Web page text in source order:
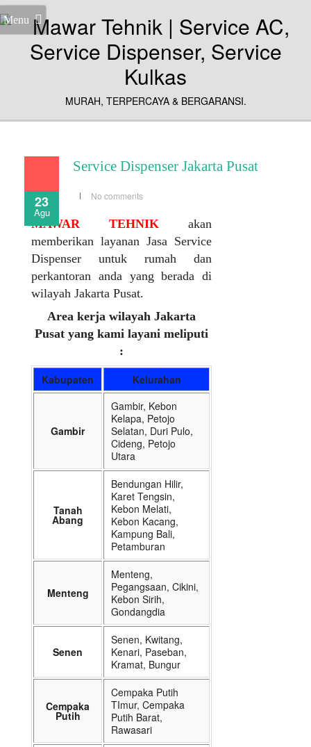
Menu
MURAH, TERPERCAYA & BERGARANSI.
23
Agu
Service Dispenser Jakarta Pusat
No comments
MAWAR TEHNIK akan
memberikan layanan Jasa Service
Dispenser untuk rumah dan
perkantoran anda yang berada di
wilayah Jakarta Pusat.
Area kerja wilayah Jakarta
Pusat yang kami layani meliputi
:
Kabupaten Kelurahan
Gambir
Gambir, Kebon
Kelapa, Petojo
Selatan, Duri Pulo,
Cideng, Petojo
Utara
Tanah
Abang
Bendungan Hilir,
Karet Tengsin,
Kebon Melati,
Kebon Kacang,
Kampung Bali,
Petamburan
Menteng
Menteng,
Pegangsaan, Cikini,
Kebon Sirih,
Gondangdia
Senen
Senen, Kwitang,
Kenari, Paseban,
Kramat, Bungur
Cempaka
Putih
Cempaka Putih
TImur, Cempaka
Putih Barat,
Rawasari